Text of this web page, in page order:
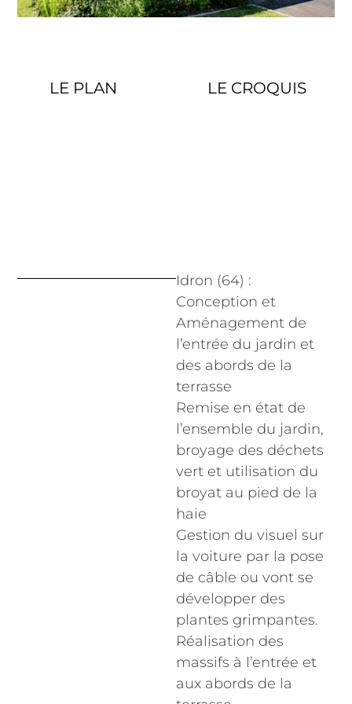
LE PLAN LE CROQUIS
Idron (64) :
Conception et
Aménagement de
l’entrée du jardin et
des abords de la
terrasse
Remise en état de
l’ensemble du jardin,
broyage des déchets
vert et utilisation du
broyat au pied de la
haie
Gestion du visuel sur
la voiture par la pose
de câble ou vont se
développer des
plantes grimpantes.
Réalisation des
massifs à l’entrée et
aux abords de la